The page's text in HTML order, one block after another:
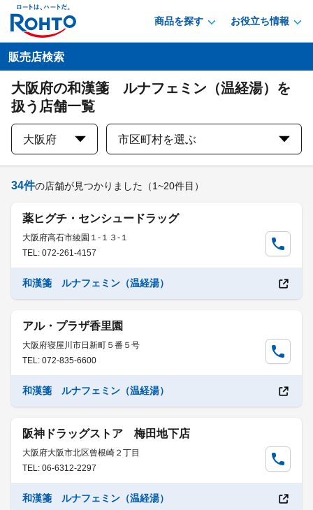
商品を探す お役立ち情報
販売店検索
大阪府の和漢箋 ルナフェミン（温経湯）を
扱う店舗一覧
大阪府 市区町村を選ぶ
34件の店舗が見つかりました （1~20件目）
薬ヒグチ・センシュードラッグ
大阪府高石市綾園１-１３-１
TEL: 072-261-4157
和漢箋 ルナフェミン（温経湯）
アル・プラザ香里園
大阪府寝屋川市日新町５番５号
TEL: 072-835-6600
和漢箋 ルナフェミン（温経湯）
阪神ドラッグストア 梅田地下店
大阪府大阪市北区曾根崎２丁目
TEL: 06-6312-2297
和漢箋 ルナフェミン（温経湯）